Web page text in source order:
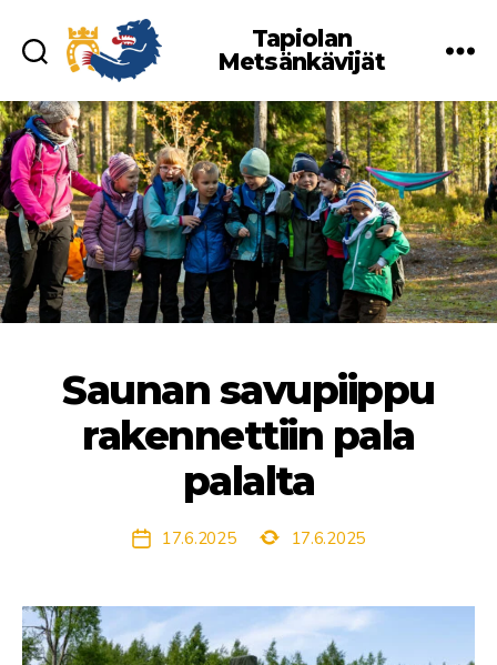
Tapiolan
Metsänkävijät
Saunan savupiippu
rakennettiin pala
palalta
Julkaisupäivämäärä
17.6.2025
Viimeksi17.6.2025